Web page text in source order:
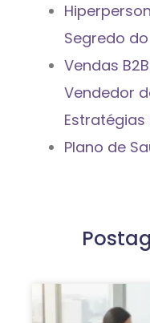
Segredo
Vendas
Vendedor
Estratégias
Plano de